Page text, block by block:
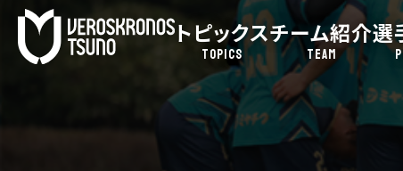
トピックス
TOPICS
チーム紹介
TEAM
選